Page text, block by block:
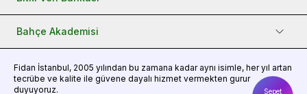
Sepet
Bahçe Akademisi
Fidan İstanbul, 2005 yılından bu zamana kadar aynı isimle, her yıl artan
tecrübe ve kalite ile güvene dayalı hizmet vermekten gurur
duyuyoruz.